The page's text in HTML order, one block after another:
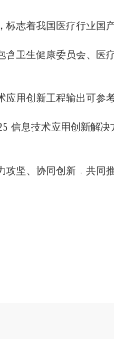
志着我国医疗行业国
卫生健康委员会、医
用创新工程输出可参
信息技术应用创新解
坚、协同创新，共同